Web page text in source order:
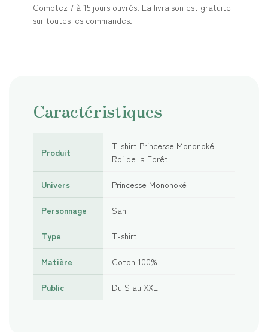
Comptez 7 à 15 jours ouvrés. La livraison est gratuite
sur toutes les commandes.
Caractéristiques
Produit
T-shirt Princesse Mononoké
Roi de la Forêt
Univers Princesse Mononoké
Personnage San
Type T-shirt
Matière Coton 100%
Public Du S au XXL